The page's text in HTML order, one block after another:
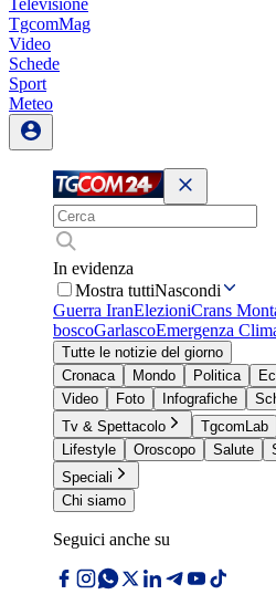
Televisione
TgcomMag
Video
Schede
Sport
Meteo
In evidenza
Mostra tuttiNascondi
Guerra IranElezioniCrans
boscoGarlascoEmergenza
Tutte le notizie del giorno
Cronaca
Mondo Politica
Video
Foto Infografiche
Tv & Spettacolo
TgcomLab
Lifestyle
Oroscopo Salute
Speciali
Chi siamo
Seguici anche su